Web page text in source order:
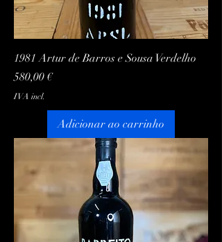
1981 Artur de Barros e Sousa Verdelho
Preço
580,00 €
IVA incl.
Adicionar ao carrinho